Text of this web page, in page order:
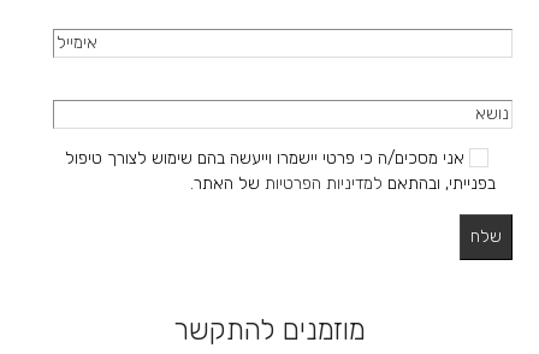
אני מסכים/ה כי פרטי יישמרו וייעשה בהם שימוש לצורך טיפול
בפנייתי, ובהתאם למדיניות הפרטיות של האתר.
מוזמנים להתקשר